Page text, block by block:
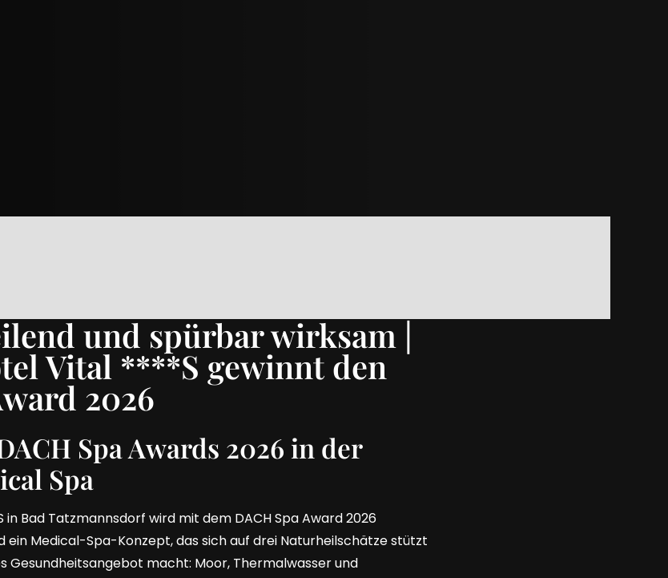
und spürbar wirksam |
Vital ****S gewinnt den
2026
Spa Awards 2026 in der
Spa
in Bad Tatzmannsdorf wird mit dem DACH Spa Award 2026
ein Medical-Spa-Konzept, das sich auf drei Naturheilschätze stützt
Gesundheitsangebot macht: Moor, Thermalwasser und